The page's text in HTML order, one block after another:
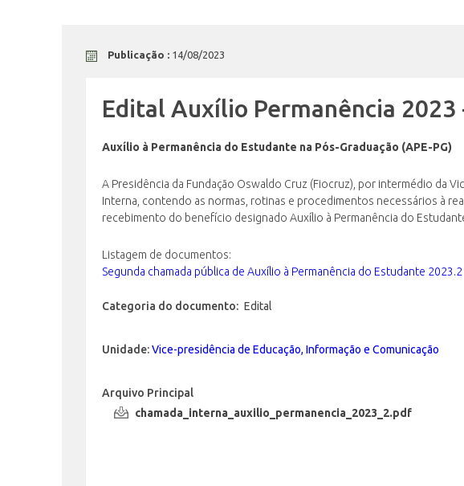
Publicação : 14/08/2023
Edital Auxílio Permanência 2023
Auxílio à Permanência do Estudante na Pós-Graduação (APE-PG)
A Presidência da Fundação Oswaldo Cruz (Fiocruz), por intermédio da
Interna, contendo as normas, rotinas e procedimentos necessários à
recebimento do benefício designado Auxílio à Permanência do Estudante
Listagem de documentos:
Segunda chamada pública de Auxílio à Permanência do Estudante 2023.2
Categoria do documento: Edital
Unidade:Vice-presidência de Educação, Informação e Comunicação
Arquivo Principal
chamada_interna_auxilio_permanencia_2023_2.pdf